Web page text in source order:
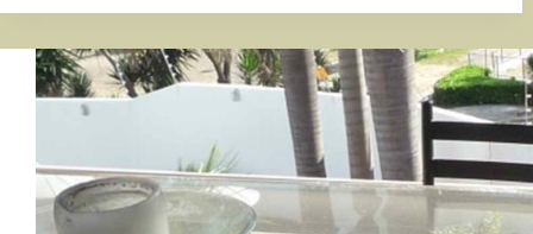
anos
de
São
Vicente”
contra
nos
484
anos
Vicente